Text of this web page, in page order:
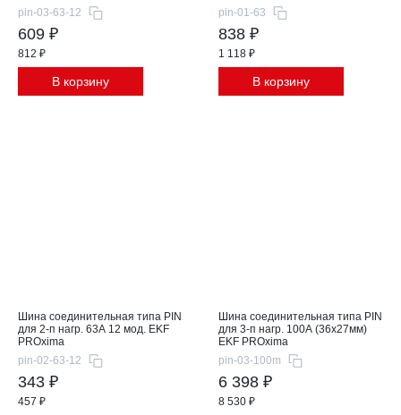
pin-03-63-12
609 ₽
812 ₽
В корзину
pin-01-63
838 ₽
1 118 ₽
В корзину
Шина соединительная типа PIN
для 2-п нагр. 63А 12 мод. EKF
PROxima
pin-02-63-12
343 ₽
457 ₽
Шина соединительная типа PIN
для 3-п нагр. 100А (36x27мм)
EKF PROxima
pin-03-100m
6 398 ₽
8 530 ₽